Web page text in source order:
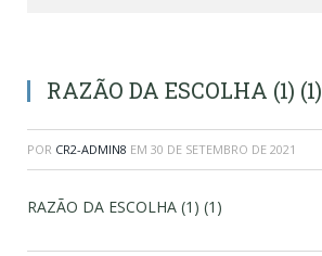
RAZÃO DA ESCOLHA (1) (1)
POR CR2-ADMIN8 EM 30 DE SETEMBRO DE 2021
RAZÃO DA ESCOLHA (1) (1)